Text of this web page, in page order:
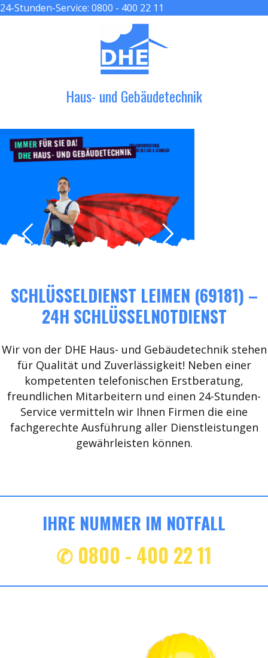
24-Stunden-Service: 0800 - 400 22 11
Haus- und Gebäudetechnik
IMMERFÜR SIE DA!
DHEHAUS- UND GEBÄUDETECHNIK
DER HANDWERKER ENGEL
GRÖßER, BESSER & SCHNELLER
SCHLÜSSELDIENST LEIMEN (69181) –
24H SCHLÜSSELNOTDIENST
Wir von der DHE Haus- und Gebäudetechnik stehen
für Qualität und Zuverlässigkeit! Neben einer
kompetenten telefonischen Erstberatung,
freundlichen Mitarbeitern und einen 24-Stunden-
Service vermitteln wir Ihnen Firmen die eine
fachgerechte Ausführung aller Dienstleistungen
gewährleisten können.
IHRE NUMMER IM NOTFALL
✆ 0800 - 400 22 11